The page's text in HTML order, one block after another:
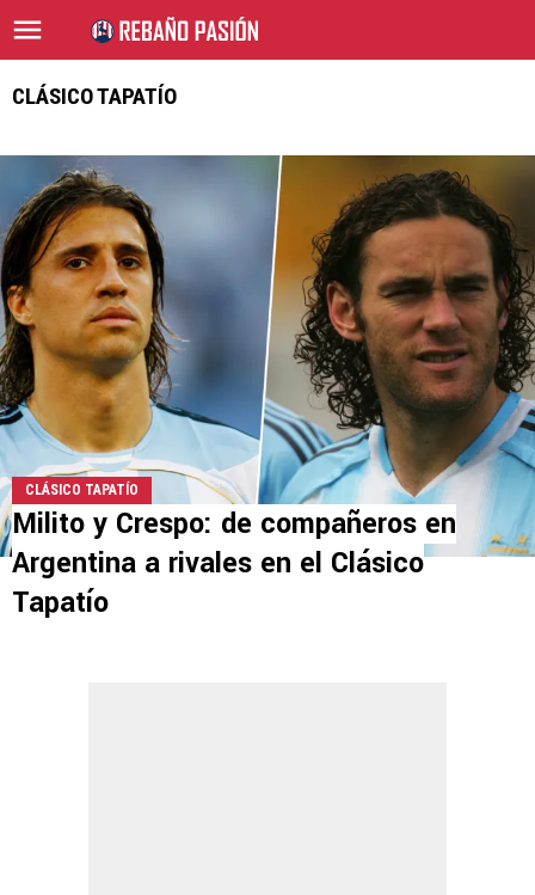
CLÁSICO TAPATÍO
CLÁSICO TAPATÍO
Milito y Crespo: de compañeros en
Argentina a rivales en el Clásico
Tapatío